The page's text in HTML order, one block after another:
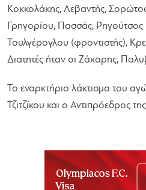
Κοκκολάκης, Λεβαντής,
Γρηγορίου, Πασσάς, Ρηγούτσος
Τουλγέρογλου (φροντιστής),
Διατητές ήταν οι Ζάχαρης,
Το εναρκτήριο λάκτισμα του
Τζιτζίκου και ο Αντιπρόεδρος